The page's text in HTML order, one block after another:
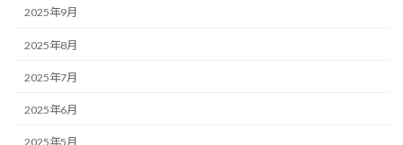
2025年9月
2025年8月
2025年7月
2025年6月
2025年5月